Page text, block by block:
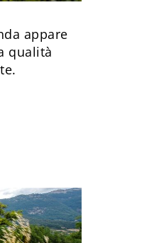
appare
qualità